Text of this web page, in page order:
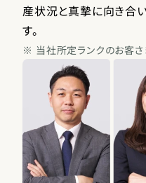
産状況と真摯に向き合
す。
※ 当社所定ランクのお客さ